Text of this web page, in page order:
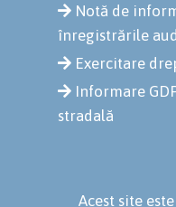
Notă de
înregistrările
Exercitare
Informare
stradală
Acest site